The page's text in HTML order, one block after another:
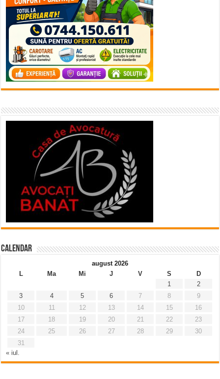
Calendar
august 2026
L
Ma Mi J V S
D
1
2
3
4 5 6 7 8
9
10
11 12 13 14 15
16
17
18 19 20 21 22
23
24
25 26 27 28 29
30
31
« iul.